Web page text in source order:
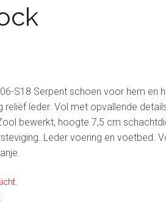
S18 Serpent schoen voor hem en
reliëf leder. Vol met opvallende
bewerkt, hoogte 7,5 cm
Leder voering en voetbed.